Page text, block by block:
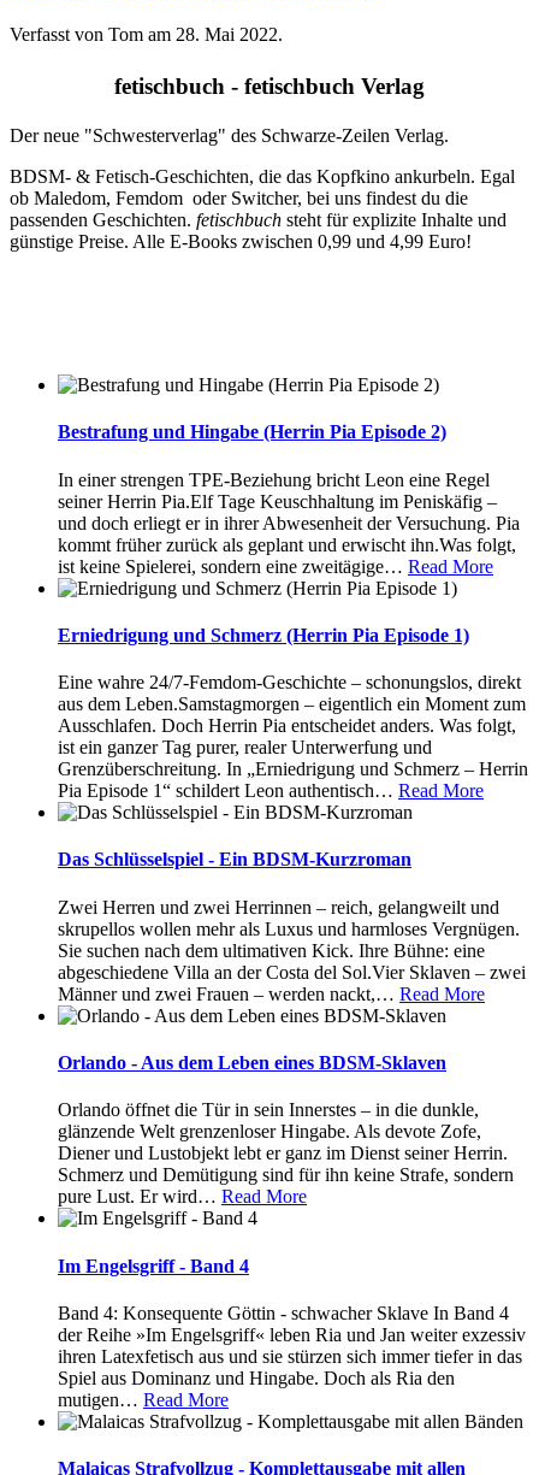
Verfasst von Tom am 28. Mai 2022.
fetischbuch - fetischbuch Verlag
Der neue "Schwesterverlag" des Schwarze-Zeilen Verlag.
BDSM- & Fetisch-Geschichten, die das Kopfkino ankurbeln. Egal
ob Maledom, Femdom oder Switcher, bei uns findest du die
passenden Geschichten. fetischbuch steht für explizite Inhalte und
günstige Preise. Alle E-Books zwischen 0,99 und 4,99 Euro!
Bestrafung und Hingabe (Herrin Pia Episode 2)
In einer strengen TPE-Beziehung bricht Leon eine Regel
seiner Herrin Pia.Elf Tage Keuschhaltung im Peniskäfig –
und doch erliegt er in ihrer Abwesenheit der Versuchung. Pia
kommt früher zurück als geplant und erwischt ihn.Was folgt,
ist keine Spielerei, sondern eine zweitägige… Read More
Erniedrigung und Schmerz (Herrin Pia Episode 1)
Eine wahre 24/7-Femdom-Geschichte – schonungslos, direkt
aus dem Leben.Samstagmorgen – eigentlich ein Moment zum
Ausschlafen. Doch Herrin Pia entscheidet anders. Was folgt,
ist ein ganzer Tag purer, realer Unterwerfung und
Grenzüberschreitung. In „Erniedrigung und Schmerz – Herrin
Pia Episode 1“ schildert Leon authentisch… Read More
Das Schlüsselspiel - Ein BDSM-Kurzroman
Zwei Herren und zwei Herrinnen – reich, gelangweilt und
skrupellos wollen mehr als Luxus und harmloses Vergnügen.
Sie suchen nach dem ultimativen Kick. Ihre Bühne: eine
abgeschiedene Villa an der Costa del Sol.Vier Sklaven – zwei
Männer und zwei Frauen – werden nackt,… Read More
Orlando - Aus dem Leben eines BDSM-Sklaven
Orlando öffnet die Tür in sein Innerstes – in die dunkle,
glänzende Welt grenzenloser Hingabe. Als devote Zofe,
Diener und Lustobjekt lebt er ganz im Dienst seiner Herrin.
Schmerz und Demütigung sind für ihn keine Strafe, sondern
pure Lust. Er wird… Read More
Im Engelsgriff - Band 4
Band 4: Konsequente Göttin - schwacher Sklave In Band 4
der Reihe »Im Engelsgriff« leben Ria und Jan weiter exzessiv
ihren Latexfetisch aus und sie stürzen sich immer tiefer in das
Spiel aus Dominanz und Hingabe. Doch als Ria den
mutigen… Read More
Malaicas Strafvollzug - Komplettausgabe mit allen